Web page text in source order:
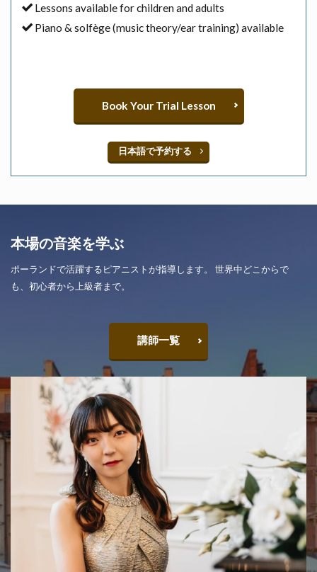
Lessons available for children and adults
Piano & solfège (music theory/ear training) available
Book Your Trial Lesson
日本語で予約する
本場の音楽を学ぶ
ポーランドで活躍するピアニストが指導します。 世界中どこからで
も、初心者から上級者まで。
講師一覧